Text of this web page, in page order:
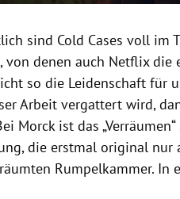
sind Cold Cases voll im
von denen auch Netflix die
so die Leidenschaft für
Arbeit vergattert wird,
Morck ist das
die erstmal original nur
Rumpelkammer. In